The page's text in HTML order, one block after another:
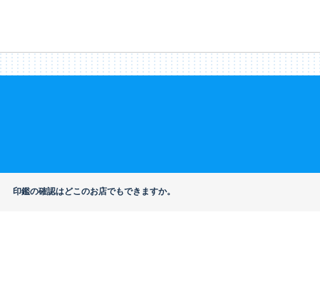
印鑑の確認はどこのお店でもできますか。